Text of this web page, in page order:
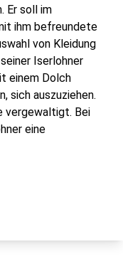
Er soll im
ihm befreundete
von Kleidung
Iserlohner
einem Dolch
sich auszuziehen.
vergewaltigt. Bei
eine